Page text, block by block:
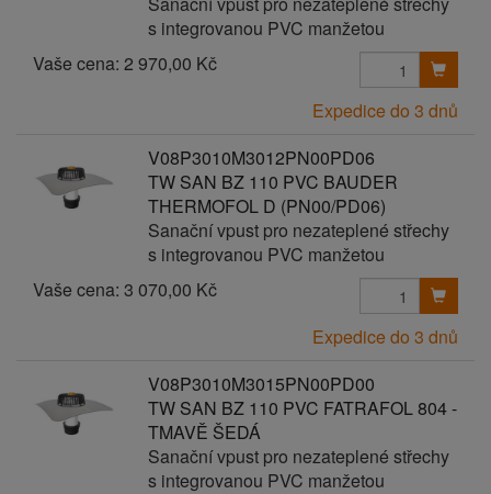
s integrovanou PVC manžetou
Vaše cena: 2 970,00 Kč
Expedice do 3 dnů
V08P3010M3012PN00PD06
TW SAN BZ 110 PVC BAUDER
THERMOFOL D (PN00/PD06)
Sanační vpust pro nezateplené střechy
s integrovanou PVC manžetou
Vaše cena: 3 070,00 Kč
Expedice do 3 dnů
V08P3010M3015PN00PD00
TW SAN BZ 110 PVC FATRAFOL 804 -
TMAVĚ ŠEDÁ
Sanační vpust pro nezateplené střechy
s integrovanou PVC manžetou